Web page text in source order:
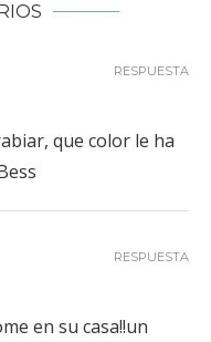
que color le ha
RESPUESTA
en su casa!!un
RESPUESTA